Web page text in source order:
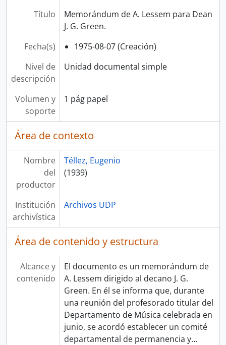
Título
Memorándum de A. Lessem para Dean
J. G. Green.
Fecha(s)
1975-08-07 (Creación)
Nivel de
descripción
Unidad documental simple
Volumen y
soporte
1 pág papel
Área de contexto
Nombre
del
productor
Téllez, Eugenio
(1939)
Institución
archivística
Archivos UDP
Área de contenido y estructura
Alcance y
contenido
El documento es un memorándum de
A. Lessem dirigido al decano J. G.
Green. En él se informa que, durante
una reunión del profesorado titular del
Departamento de Música celebrada en
junio, se acordó establecer un comité
departamental de permanencia y…